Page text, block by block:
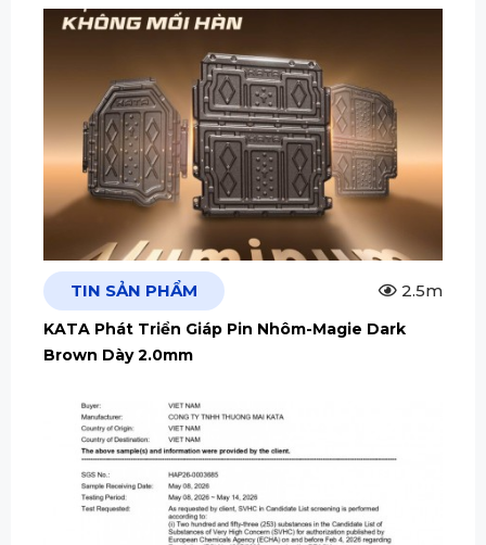
TIN SẢN PHẨM 2.5m
KATA Phát Triển Giáp Pin Nhôm-Magie Dark
Brown Dày 2.0mm